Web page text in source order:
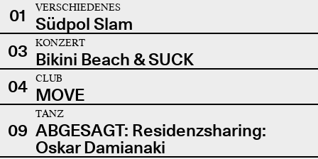
01
VERSCHIEDENES
Südpol Slam
03
KONZERT
Bikini Beach & SUCK
04
CLUB
MOVE
09
TANZ
ABGESAGT: Residenzsharing:
Oskar Damianaki